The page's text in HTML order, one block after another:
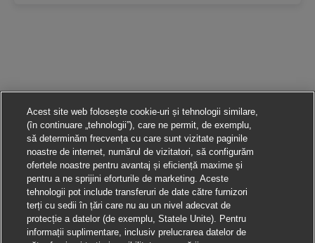
Acest site web folosește cookie-uri și tehnologii similare,
(în continuare „tehnologii”), care ne permit, de exemplu,
să determinăm frecvența cu care sunt vizitate paginile
noastre de internet, numărul de vizitatori, să configurăm
ofertele noastre pentru avantaj și eficiență maxime și
pentru a ne sprijini eforturile de marketing. Aceste
tehnologii pot include transferuri de date către furnizori
terți cu sedii în țări care nu au un nivel adecvat de
protecție a datelor (de exemplu, Statele Unite). Pentru
informații suplimentare, inclusiv prelucrarea datelor de